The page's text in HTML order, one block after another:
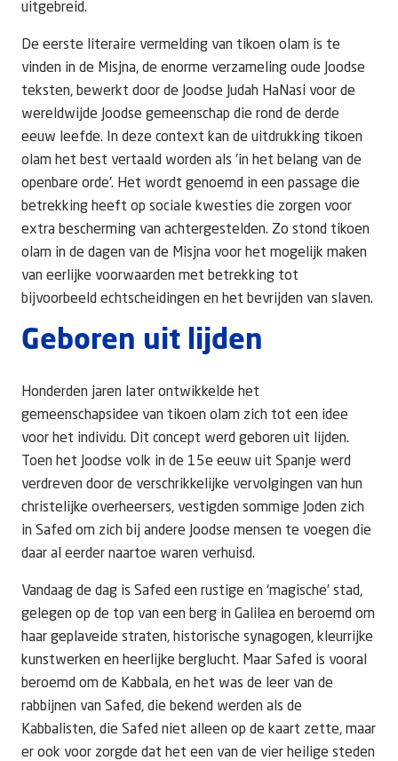
uitgebreid.
De eerste literaire vermelding van tikoen olam is te
vinden in de Misjna, de enorme verzameling oude Joodse
teksten, bewerkt door de Joodse Judah HaNasi voor de
wereldwijde Joodse gemeenschap die rond de derde
eeuw leefde. In deze context kan de uitdrukking tikoen
olam het best vertaald worden als 'in het belang van de
openbare orde'. Het wordt genoemd in een passage die
betrekking heeft op sociale kwesties die zorgen voor
extra bescherming van achtergestelden. Zo stond tikoen
olam in de dagen van de Misjna voor het mogelijk maken
van eerlijke voorwaarden met betrekking tot
bijvoorbeeld echtscheidingen en het bevrijden van slaven.
Geboren uit lijden
Honderden jaren later ontwikkelde het
gemeenschapsidee van tikoen olam zich tot een idee
voor het individu. Dit concept werd geboren uit lijden.
Toen het Joodse volk in de 15e eeuw uit Spanje werd
verdreven door de verschrikkelijke vervolgingen van hun
christelijke overheersers, vestigden sommige Joden zich
in Safed om zich bij andere Joodse mensen te voegen die
daar al eerder naartoe waren verhuisd.
Vandaag de dag is Safed een rustige en ‘magische’ stad,
gelegen op de top van een berg in Galilea en beroemd om
haar geplaveide straten, historische synagogen, kleurrijke
kunstwerken en heerlijke berglucht. Maar Safed is vooral
beroemd om de Kabbala, en het was de leer van de
rabbijnen van Safed, die bekend werden als de
Kabbalisten, die Safed niet alleen op de kaart zette, maar
er ook voor zorgde dat het een van de vier heilige steden